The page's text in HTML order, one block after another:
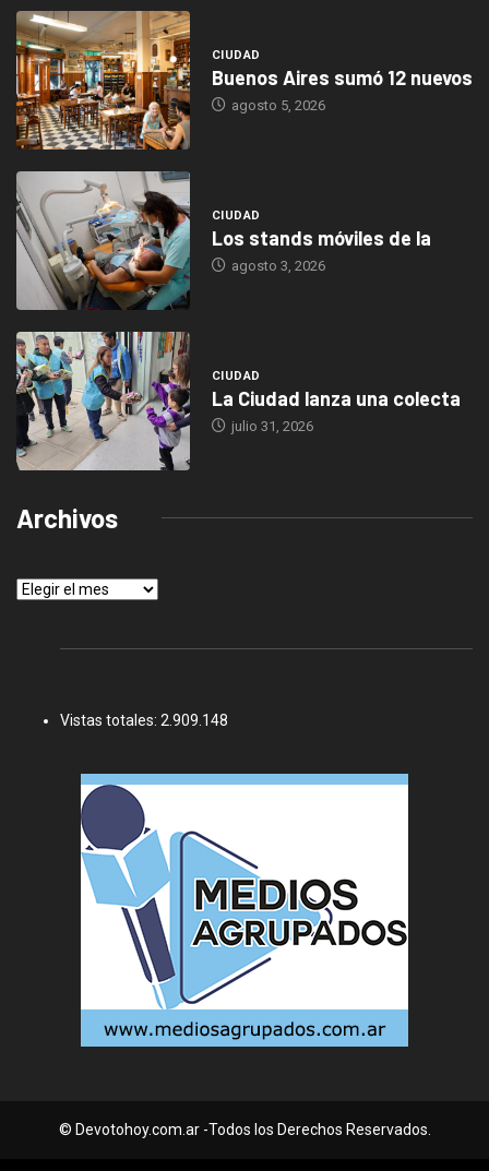
CIUDAD
Buenos Aires sumó 12 nuevos
agosto 5, 2026
CIUDAD
Los stands móviles de la
agosto 3, 2026
CIUDAD
La Ciudad lanza una colecta
julio 31, 2026
Archivos
Archivos
Vistas totales: 2.909.148
© Devotohoy.com.ar -Todos los Derechos Reservados.